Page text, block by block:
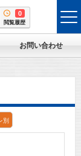
0
閲覧履歴
お問い合わせ
別